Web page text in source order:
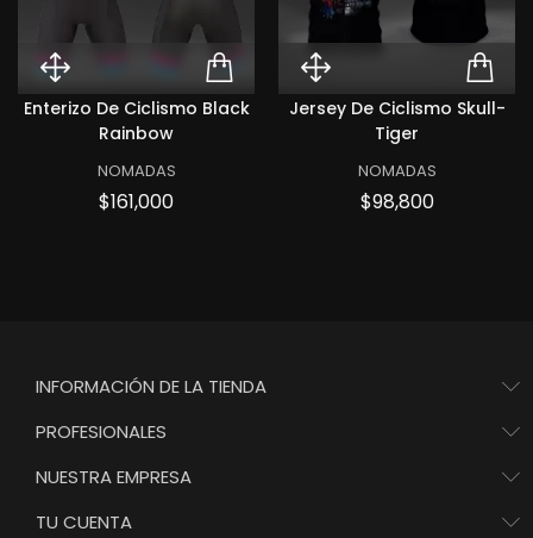
Quick View Enterizo de
ADD TO CART
Enterizo De Ciclismo Black
Rainbow
NOMADAS
$161,000Precio
Quick View
Jersey De Ciclismo Skull-
Tiger
NOMADAS
$98,800Precio
INFORMACIÓN DE LA TIENDA
PROFESIONALES
NUESTRA EMPRESA
TU CUENTA